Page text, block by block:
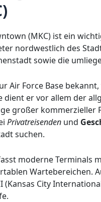
(MKC) ist ein
nordwestlich des
sowie die
Air Force Base
dient er vor allem der
großer kommerzieller
Privatreisenden und
suchen.
moderne Terminals
Wartebereichen.
City